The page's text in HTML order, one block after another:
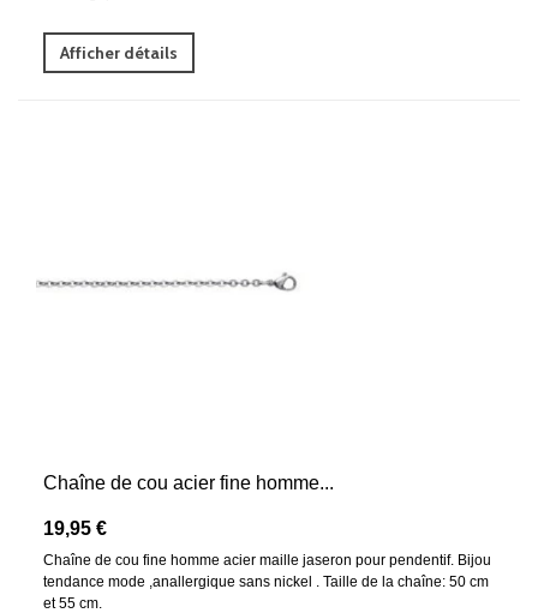
Afficher détails
Chaîne de cou acier fine homme...
19,95 €
Chaîne de cou fine homme acier maille jaseron pour pendentif. Bijou
tendance mode ,anallergique sans nickel . Taille de la chaîne: 50 cm
et 55 cm.